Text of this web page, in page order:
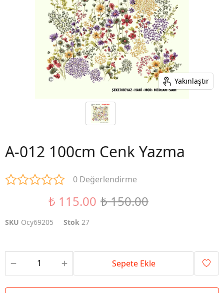
Yakınlaştır
A-012 100cm Cenk Yazma
0 Değerlendirme
₺ 115.00 ₺ 150.00
SKU Ocy69205 Stok 27
Sepete Ekle